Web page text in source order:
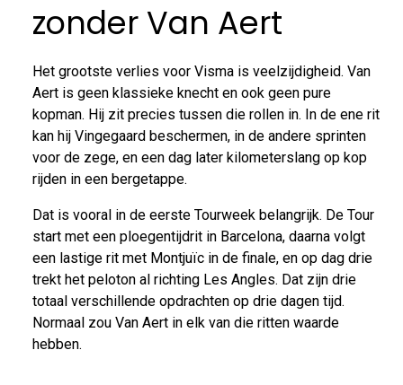
zonder Van Aert
Het grootste verlies voor Visma is veelzijdigheid. Van
Aert is geen klassieke knecht en ook geen pure
kopman. Hij zit precies tussen die rollen in. In de ene rit
kan hij Vingegaard beschermen, in de andere sprinten
voor de zege, en een dag later kilometerslang op kop
rijden in een bergetappe.
Dat is vooral in de eerste Tourweek belangrijk. De Tour
start met een ploegentijdrit in Barcelona, daarna volgt
een lastige rit met Montjuïc in de finale, en op dag drie
trekt het peloton al richting Les Angles. Dat zijn drie
totaal verschillende opdrachten op drie dagen tijd.
Normaal zou Van Aert in elk van die ritten waarde
hebben.